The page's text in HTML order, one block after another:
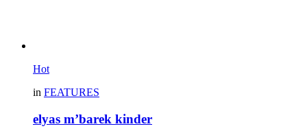
Hot
in FEATURES
elyas m’barek kinder